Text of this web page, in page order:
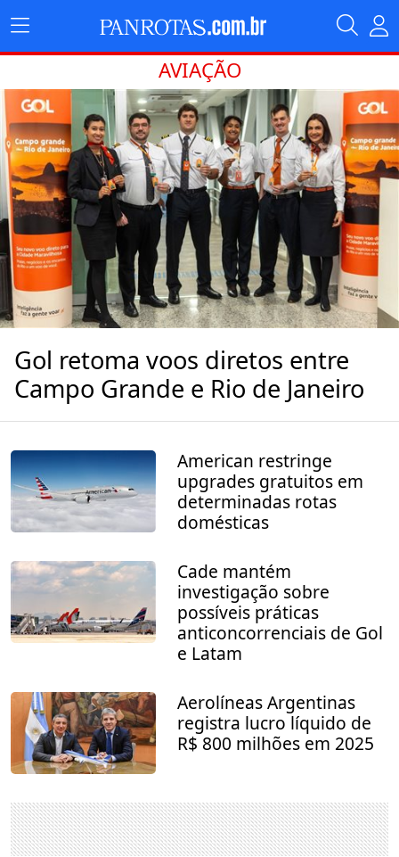
AVIAÇÃO
Gol retoma voos diretos entre
Campo Grande e Rio de Janeiro
American restringe
upgrades gratuitos em
determinadas rotas
domésticas
Cade mantém
investigação sobre
possíveis práticas
anticoncorrenciais de Gol
e Latam
Aerolíneas Argentinas
registra lucro líquido de
R$ 800 milhões em 2025